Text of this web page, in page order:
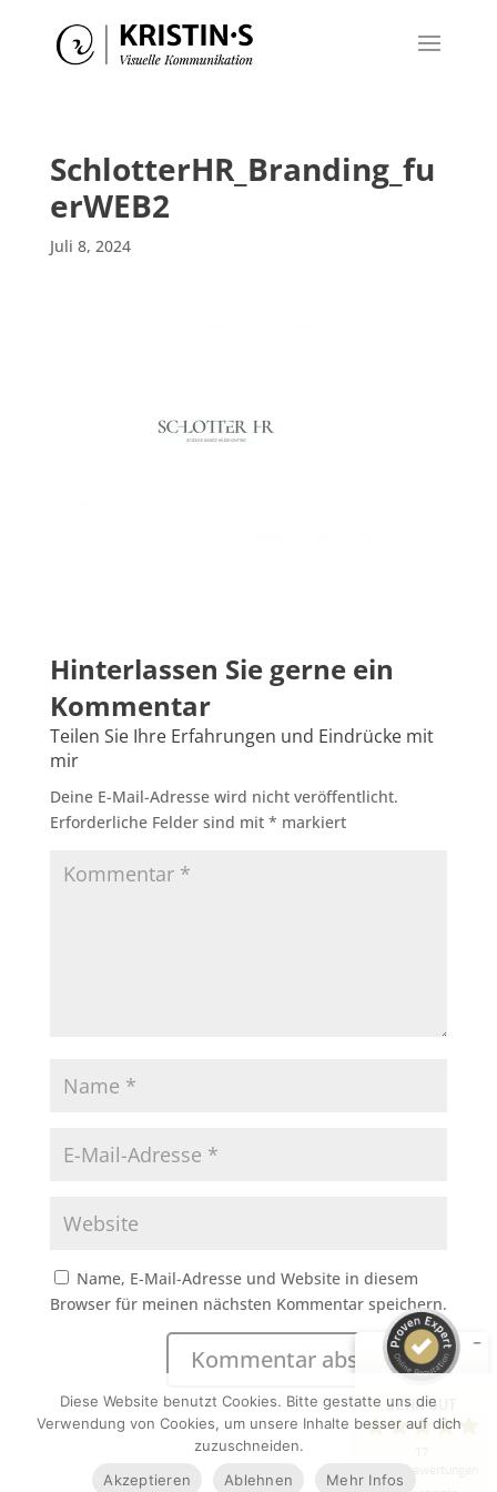
SchlotterHR_Branding_fu
erWEB2
Juli 8, 2024
Deine E-Mail-Adresse wird nicht veröffentlicht.
Erforderliche Felder sind mit * markiert
Name, E-Mail-Adresse und Website in diesem
Browser für meinen nächsten Kommentar speichern.
Diese Website benutzt Cookies. Bitte gestatte uns die
Verwendung von Cookies, um unsere Inhalte besser auf dich
zuzuschneiden.
Akzeptieren
Ablehnen Mehr Infos
SEHR GUT
100
%
ProvenExpert.com
5,00
/
5,00
5
ProvenExpert.com
12
Bewertungen von
1
anderen Quelle